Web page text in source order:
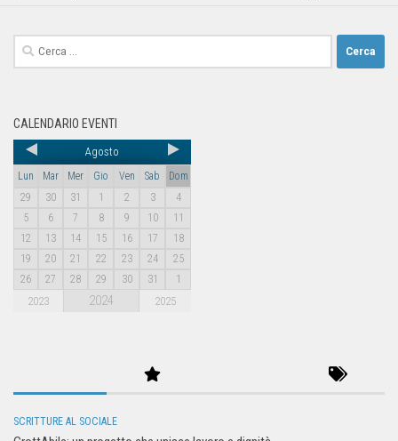
CALENDARIO EVENTI
Agosto
Lun Mar Mer Gio Ven Sab
Dom
29
30 31 1 2 3
4
5
6 7 8 9 10
11
12
13 14 15 16 17
18
19
20 21 22 23 24
25
26
27 28 29 30 31 1
2023 2024 2025
SCRITTURE AL SOCIALE